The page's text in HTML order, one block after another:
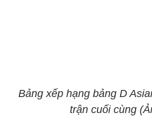
Bảng xếp hạng bảng D
trận cuối cùng